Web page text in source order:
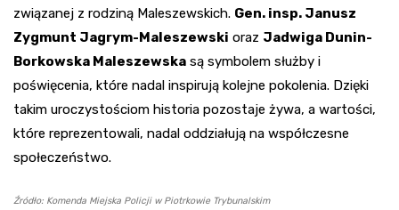
związanej z rodziną Maleszewskich. Gen. insp. Janusz
Zygmunt Jagrym-Maleszewski oraz Jadwiga Dunin-
Borkowska Maleszewska są symbolem służby i
poświęcenia, które nadal inspirują kolejne pokolenia. Dzięki
takim uroczystościom historia pozostaje żywa, a wartości,
które reprezentowali, nadal oddziałują na współczesne
społeczeństwo.
Źródło: Komenda Miejska Policji w Piotrkowie Trybunalskim